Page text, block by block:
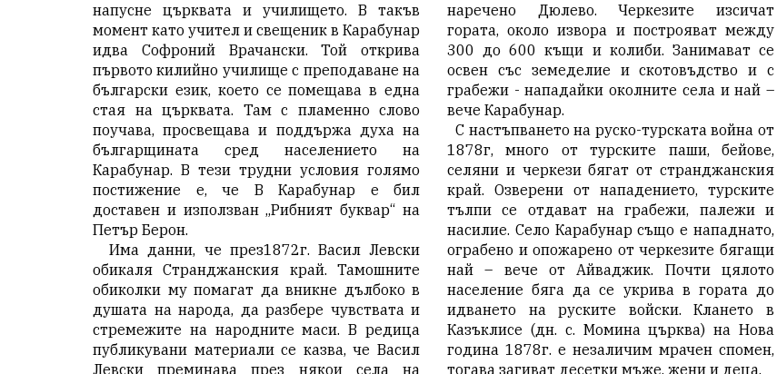
напусне църквата и училището. В такъв
момент като учител и свещеник в Карабунар
идва Софроний Врачански. Той открива
първото килийно училище с преподаване на
български език, което се помещава в една
стая на църквата. Там с пламенно слово
поучава, просвещава и поддържа духа на
българщината сред населението на
Карабунар. В тези трудни условия голямо
постижение е, че В Карабунар е бил
доставен и използван „Рибният буквар“ на
Петър Берон.
Има данни, че през1872г. Васил Левски
обикаля Странджанския край. Тамошните
обиколки му помагат да вникне дълбоко в
душата на народа, да разбере чувствата и
стремежите на народните маси. В редица
публикувани материали се казва, че Васил
Левски преминава през някои села на
наречено Дюлево. Черкезите изсичат
гората, около извора и построяват между
300 до 600 къщи и колиби. Занимават се
освен със земеделие и скотовъдство и с
грабежи - нападайки околните села и най –
вече Карабунар.
С настъпването на руско-турската война от
1878г, много от турските паши, бейове,
селяни и черкези бягат от странджанския
край. Озверени от нападението, турските
тълпи се отдават на грабежи, палежи и
насилие. Село Карабунар също е нападнато,
ограбено и опожарено от черкезите бягащи
най – вече от Айваджик. Почти цялото
население бяга да се укрива в гората до
идването на руските войски. Клането в
Казъклисе (дн. с. Момина църква) на Нова
година 1878г. е незаличим мрачен спомен,
тогава загиват десетки мъже, жени и деца.